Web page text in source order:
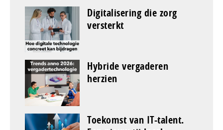
Digitalisering die zorg
versterkt
Hybride vergaderen
herzien
Toekomst van IT-talent.